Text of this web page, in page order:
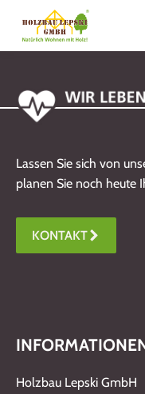
Lassen Sie sich von
planen Sie noch heute
KONTAKT
Holzbau Lepski GmbH